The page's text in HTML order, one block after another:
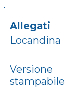
Allegati
Locandina
Versione
stampabile